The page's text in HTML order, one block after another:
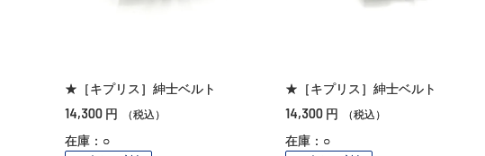
★［キプリス］紳士ベルト
14,300 円 （税込）
在庫：○
★［キプリス］紳士ベルト
14,300 円 （税込）
在庫：○